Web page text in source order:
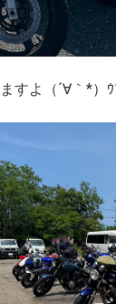
すよ（´∀｀*）ｳ